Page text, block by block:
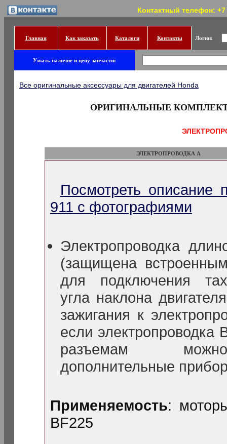
Контактный телефон:
Главная Как заказать Каталоги Контакты Логин:
Узнать наличие и цену запчасти:
Все оригинальные аксессуары для двигателей Honda
ОРИГИНАЛЬНЫЕ
ЭЛЕКТРОПРОВОДКА А
Посмотреть описание
911 с фотографиями
Электропроводка
(защищена
для подключения
угла наклона
зажигания к
если электропроводка
разъемам
дополнительные
Применяемость:
BF225